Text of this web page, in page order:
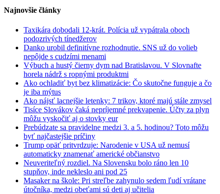
aj
médiá
Najnovšie články
Taxikára dobodali 12-krát. Polícia už vypátrala oboch
podozrivých tínedžerov
Danko urobil definitívne rozhodnutie. SNS už do volieb
nepôjde s cudzími menami
Výbuch a hustý čierny dym nad Bratislavou. V Slovnafte
horela nádrž s ropnými produktmi
Ako ochladiť byt bez klimatizácie: Čo skutočne funguje a čo
je iba mýtus
Ako nájsť lacnejšie letenky: 7 trikov, ktoré majú stále zmysel
Tisíce Slovákov čaká nepríjemné prekvapenie. Účty za plyn
môžu vyskočiť aj o stovky eur
Prebúdzate sa pravidelne medzi 3. a 5. hodinou? Toto môžu
byť najčastejšie príčiny
Trump opäť pritvrdzuje: Narodenie v USA už nemusí
automaticky znamenať americké občianstvo
Neuveriteľný rozdiel. Na Slovensku bolo ráno len 10
stupňov, inde nekleslo ani pod 25
Masaker na škole: Pri streľbe zahynulo sedem ľudí vrátane
útočníka, medzi obeťami sú deti aj učitelia